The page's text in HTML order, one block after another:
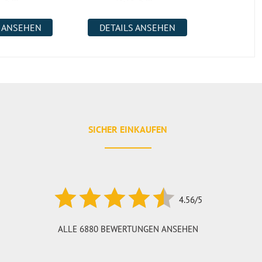
DETAILS ANSEHEN
SICHER EINKAUFEN
4.56/5
ALLE 6880 BEWERTUNGEN ANSEHEN